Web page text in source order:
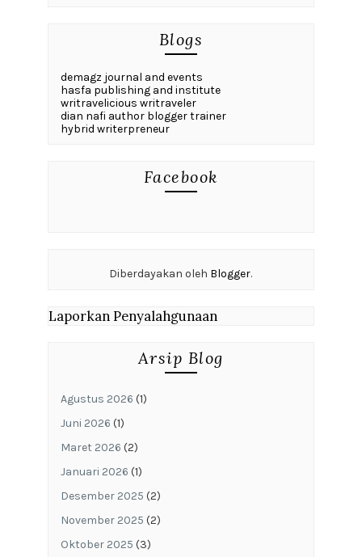
Blogs
demagz journal and events
hasfa publishing and institute
writravelicious writraveler
dian nafi author blogger trainer
hybrid writerpreneur
Facebook
Diberdayakan oleh Blogger.
Laporkan Penyalahgunaan
Arsip Blog
Agustus 2026 (1)
Juni 2026 (1)
Maret 2026 (2)
Januari 2026 (1)
Desember 2025 (2)
November 2025 (2)
Oktober 2025 (3)